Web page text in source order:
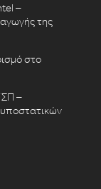
–
της
στο
–